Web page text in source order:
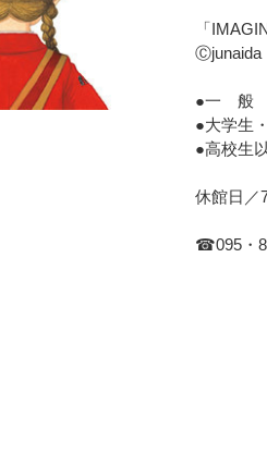
「
Ⓒjunaida
●一 般
●大学生
●高校生
休館日／
☎095・